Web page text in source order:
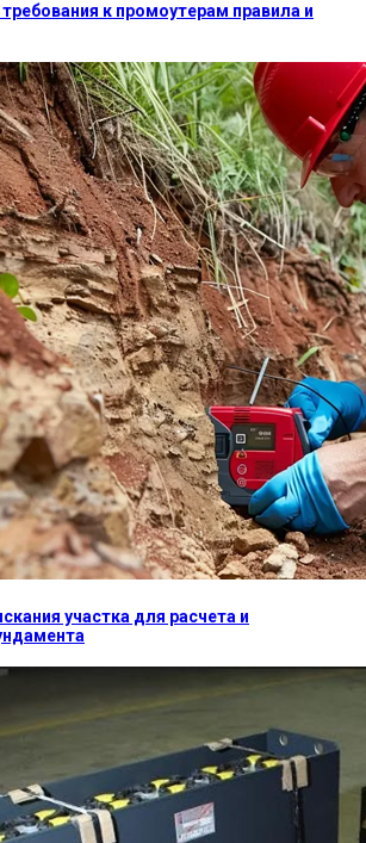
к промоутерам правила и
участка для расчета и